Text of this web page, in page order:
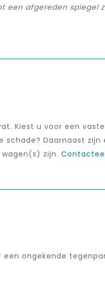
afgereden spiegel
Kiest u voor een
Daarnaast
zijn.
ongekende